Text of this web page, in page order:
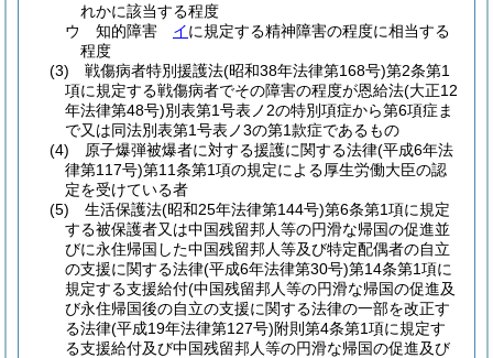
れかに該当する程度
ウ
知的障害 イに規定する精神障害の程度に相当する
程度
(3)
戦傷病者特別援護法(昭和38年法律第168号)第2条第1
項に規定する戦傷病者でその障害の程度が恩給法(大正12
年法律第48号)別表第1号表ノ2の特別項症から第6項症ま
で又は同法別表第1号表ノ3の第1款症であるもの
(4)
原子爆弾被爆者に対する援護に関する法律(平成6年法
律第117号)第11条第1項の規定による厚生労働大臣の認
定を受けている者
(5)
生活保護法(昭和25年法律第144号)第6条第1項に規定
する被保護者又は中国残留邦人等の円滑な帰国の促進並
びに永住帰国した中国残留邦人等及び特定配偶者の自立
の支援に関する法律(平成6年法律第30号)第14条第1項に
規定する支援給付(中国残留邦人等の円滑な帰国の促進及
び永住帰国後の自立の支援に関する法律の一部を改正す
る法律(平成19年法律第127号)附則第4条第1項に規定す
る支援給付及び中国残留邦人等の円滑な帰国の促進及び